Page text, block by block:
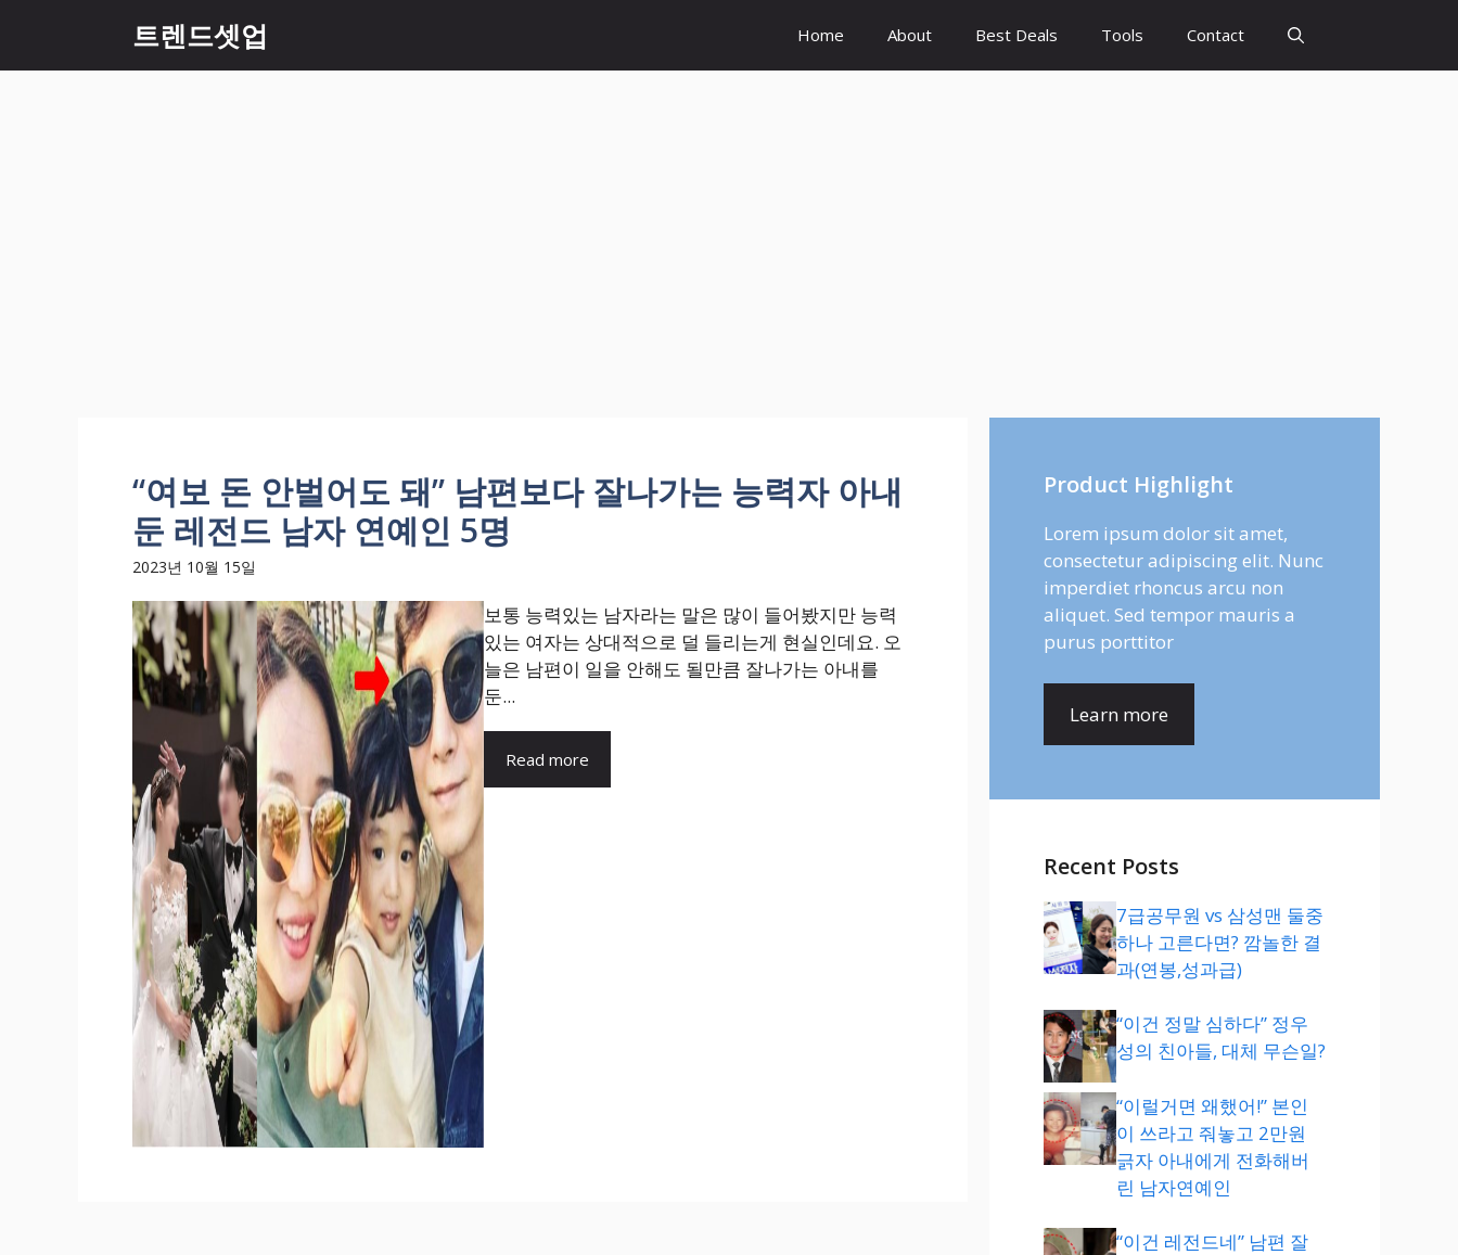
츠
트렌드셋업 Home About Best Deals Tools Contact
“여보 돈 안벌어도 돼” 남편보다 잘나가는 능력자 아내
둔 레전드 남자 연예인 5명
2023년 10월 15일
보통 능력있는 남자라는 말은 많이 들어봤지만 능력
있는 여자는 상대적으로 덜 들리는게 현실인데요. 오
늘은 남편이 일을 안해도 될만큼 잘나가는 아내를
둔...
Read more
Product Highlight
Lorem ipsum dolor sit amet,
consectetur adipiscing elit. Nunc
imperdiet rhoncus arcu non
aliquet. Sed tempor mauris a
purus porttitor
Learn more
Recent Posts
7급공무원 vs 삼성맨 둘중
하나 고른다면? 깜놀한 결
과(연봉,성과급)
“이건 정말 심하다” 정우
성의 친아들, 대체 무슨일?
“이럴거면 왜했어!” 본인
이 쓰라고 줘놓고 2만원
긁자 아내에게 전화해버
린 남자연예인
“이건 레전드네” 남편 잘